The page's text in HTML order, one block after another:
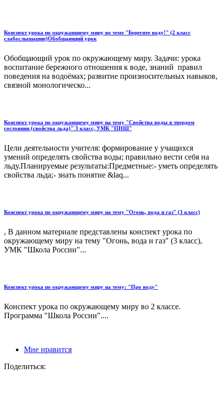
Конспект урока по окружающему миру во теме "Берегите воду!" (2 класс
слабослышащие)Обобщающий урок
Обобщающий урок по окружающему миру. Задачи: урока
воспитание бережного отношения к воде, знаний правил
поведения на водоёмах; развитие произносительных навыков,
связной монологическо...
Конспект урока по окружающему миру на тему "Свойства воды в твердом
состоянии (свойства льда)" 3 класс, УМК "ПНШ"
Цели деятельности учителя: формирование у учащихся
умений определять свойства воды; правильно вести себя на
льду.Планируемые результаты:Предметные:- уметь определять
свойства льда;- знать понятие &laq...
Конспект урока по окружающему миру на тему "Огонь, вода и газ" (3 класс)
, В данном материале представлены конспект урока по
окружающему миру на тему "Огонь, вода и газ" (3 класс),
УМК "Школа России"...
Конспект урока по окружающему миру на тему: "Про воду"
Конспект урока по окружающему миру во 2 классе.
Программа "Школа России"....
Мне нравится
Поделиться: